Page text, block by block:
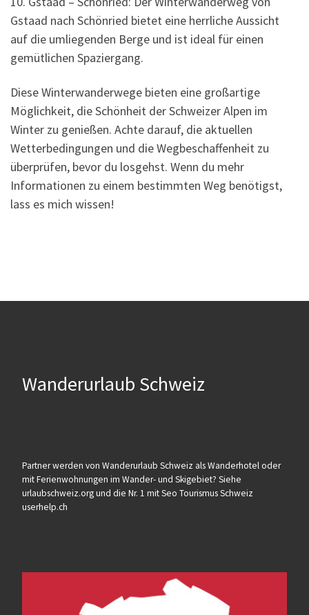
Gstaad nach Schönried bietet eine herrliche Aussicht
auf die umliegenden Berge und ist ideal für einen
gemütlichen Spaziergang.
Diese Winterwanderwege bieten eine großartige
Möglichkeit, die Schönheit der Schweizer Alpen im
Winter zu genießen. Achte darauf, die aktuellen
Wetterbedingungen und die Wegbeschaffenheit zu
überprüfen, bevor du losgehst. Wenn du mehr
Informationen zu einem bestimmten Weg benötigst,
lass es mich wissen!
Wanderurlaub Schweiz
Partner werden von Wanderurlaub Schweiz als Wanderhotel oder
mit Ferienwohnungen im Wander- und Skigebiet? Siehe
urlaubschweiz.org und die Nr. 1 mit Seo Tourismus Schweiz
userhelp.ch